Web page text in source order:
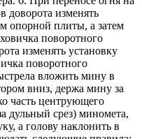
доворота изменять
опорной плиты, а затем
поворотного
изменять установку
поворотного
вложить мину в
вниз, держа мину за
часть центрующего
дульный срез) миномета,
а голову наклонить в